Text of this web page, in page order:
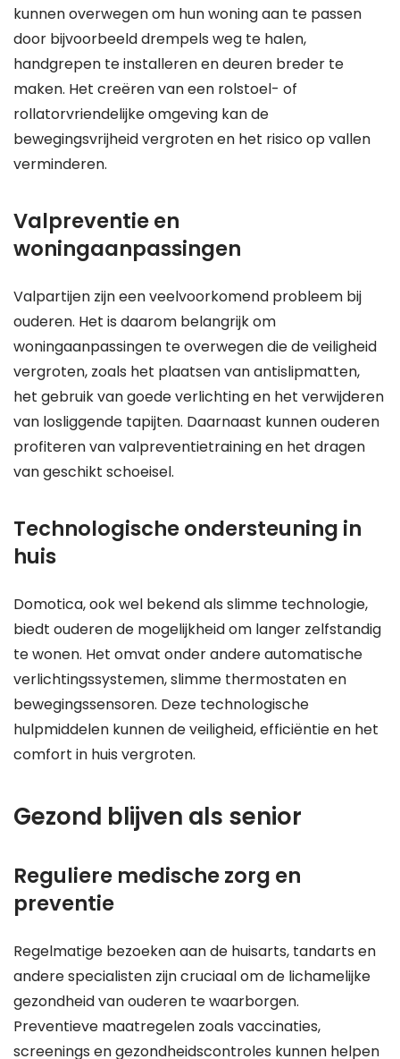
kunnen overwegen om hun woning aan te passen
door bijvoorbeeld drempels weg te halen,
handgrepen te installeren en deuren breder te
maken. Het creëren van een rolstoel- of
rollatorvriendelijke omgeving kan de
bewegingsvrijheid vergroten en het risico op vallen
verminderen.
Valpreventie en
woningaanpassingen
Valpartijen zijn een veelvoorkomend probleem bij
ouderen. Het is daarom belangrijk om
woningaanpassingen te overwegen die de veiligheid
vergroten, zoals het plaatsen van antislipmatten,
het gebruik van goede verlichting en het verwijderen
van losliggende tapijten. Daarnaast kunnen ouderen
profiteren van valpreventietraining en het dragen
van geschikt schoeisel.
Technologische ondersteuning in
huis
Domotica, ook wel bekend als slimme technologie,
biedt ouderen de mogelijkheid om langer zelfstandig
te wonen. Het omvat onder andere automatische
verlichtingssystemen, slimme thermostaten en
bewegingssensoren. Deze technologische
hulpmiddelen kunnen de veiligheid, efficiëntie en het
comfort in huis vergroten.
Gezond blijven als senior
Reguliere medische zorg en
preventie
Regelmatige bezoeken aan de huisarts, tandarts en
andere specialisten zijn cruciaal om de lichamelijke
gezondheid van ouderen te waarborgen.
Preventieve maatregelen zoals vaccinaties,
screenings en gezondheidscontroles kunnen helpen